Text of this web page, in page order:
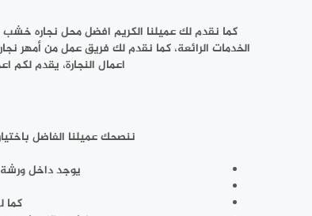
كما نقدم لك عميلنا الكريم افضل محل نجاره خشب
الخدمات الرائعة، كما نقدم لك فريق عمل من أمهر
اعمال النجارة، يقدم
ننصحك عميلنا الفاضل
يوجد داخل ورشة
كما